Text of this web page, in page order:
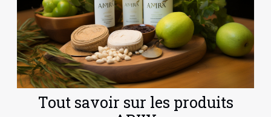
Tout savoir sur les produits